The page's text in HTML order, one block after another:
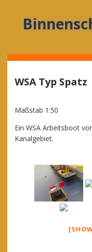
WSA Typ Spatz
Maßstab 1:50
Ein WSA Arbeitsboot
Kanalgebiet.